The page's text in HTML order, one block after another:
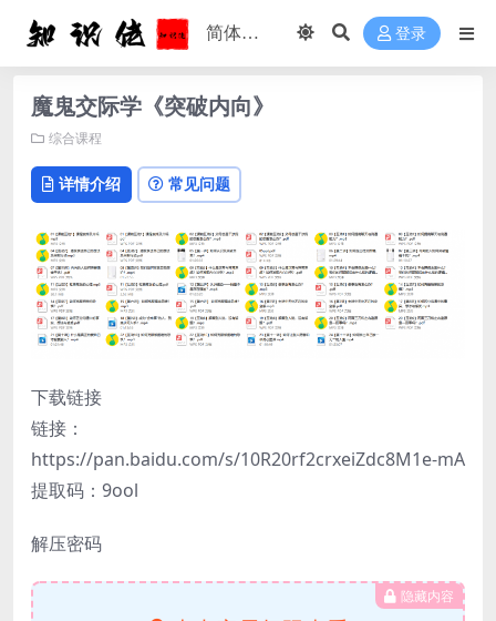
登录
魔鬼交际学《突破内向》
综合课程
详情介绍 常见问题
下载链接
链接：
https://pan.baidu.com/s/10R20rf2crxeiZdc8M1e-mA
提取码：9ool
解压密码
隐藏内容